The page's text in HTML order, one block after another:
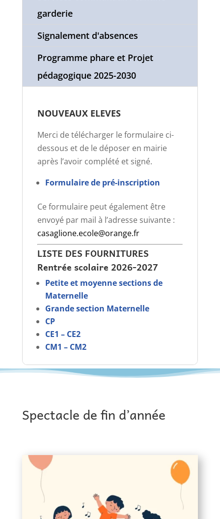
garderie
Signalement d'absences
Programme phare et Projet
pédagogique 2025-2030
NOUVEAUX ELEVES
Merci de télécharger le formulaire ci-
dessous et de le déposer en mairie
après l’avoir complété et signé.
Formulaire de pré-inscription
Ce formulaire peut également être
envoyé par mail à l’adresse suivante :
casaglione.ecole@orange.fr
LISTE DES FOURNITURES
Rentrée scolaire 2026-2027
Petite et moyenne sections de
Maternelle
Grande section Maternelle
CP
CE1 – CE2
CM1 – CM2
Spectacle de fin d’année